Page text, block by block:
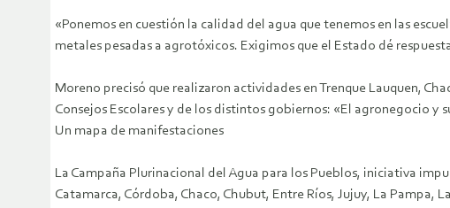
«Ponemos en cuestión la calidad del agua que tenemos en las
metales pesadas a agrotóxicos. Exigimos que el Estado dé
Moreno precisó que realizaron actividades en Trenque Lauquen,
Consejos Escolares y de los distintos gobiernos: «El agronegocio y
Un mapa de manifestaciones
La Campaña Plurinacional del Agua para los Pueblos, iniciativa
Catamarca, Córdoba, Chaco, Chubut, Entre Ríos, Jujuy, La Pampa,